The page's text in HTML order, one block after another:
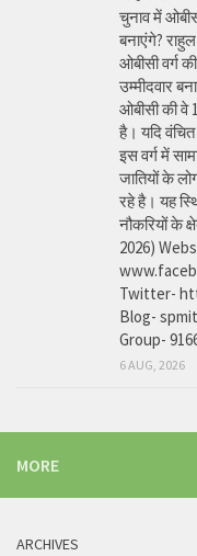
चुनाव में
बनाएंगे?
ओबीसी वर्ग
उम्मीदवार
ओबीसी की वे
है। यदि वंचित
इस वर्ग में
जातियों के
रहे है। यह
नौकरियों के
2026)
Twitter-
Blog-
Group-
6 AUG, 2026
MORE
ARCHIVES